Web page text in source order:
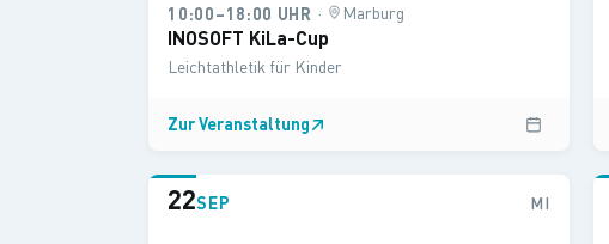
10:00–18:00 UHR · Marburg
INOSOFT KiLa-Cup
Leichtathletik für Kinder
Zur Veranstaltung↗
22SEP MI